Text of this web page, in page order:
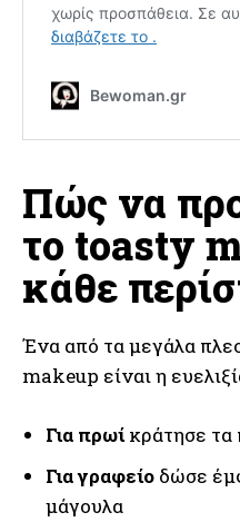
Πώς να
το toasty
κάθε
Ένα από τα μεγάλα
makeup είναι η
Για πρωίκράτησε τα
Για γραφείο δώσε
μάγουλα